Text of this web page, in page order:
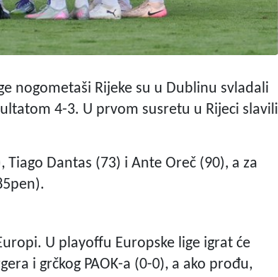
nogometaši Rijeke su u Dublinu svladali
4-3. U prvom susretu u Rijeci slavili
Tiago Dantas (73) i Ante Oreč (90), a za
U playoffu Europske lige igrat će
i grčkog PAOK-a (0-0), a ako prođu,